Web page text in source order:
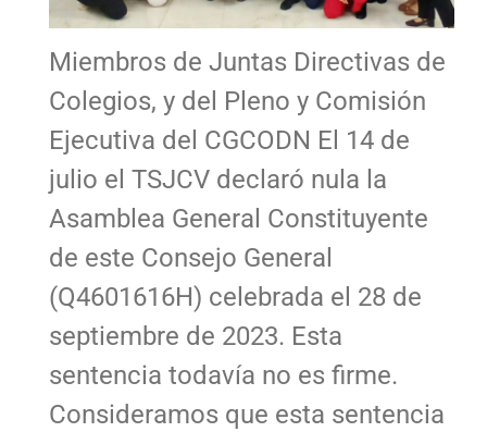
Miembros de Juntas Directivas de
Colegios, y del Pleno y Comisión
Ejecutiva del CGCODN El 14 de
julio el TSJCV declaró nula la
Asamblea General Constituyente
de este Consejo General
(Q4601616H) celebrada el 28 de
septiembre de 2023. Esta
sentencia todavía no es firme.
Consideramos que esta sentencia